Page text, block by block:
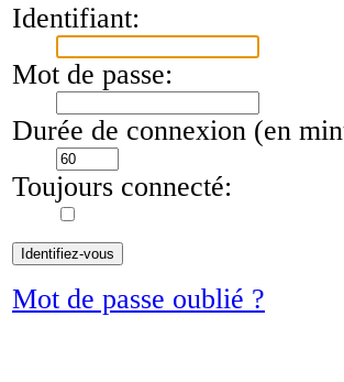
Identifiant:
Mot de passe:
Durée de connexion (en
Toujours connecté:
Mot de passe oublié ?